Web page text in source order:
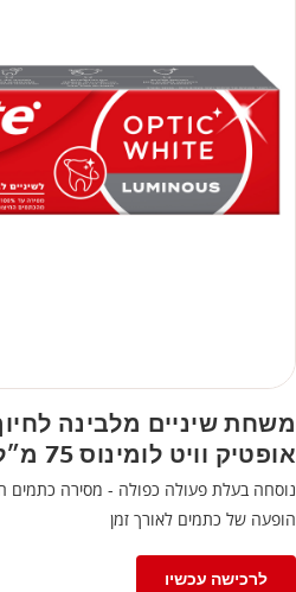
משחת שיניים מלבינה
אופטיק וויט לומינוס 75 מ״ל
נוסחה בעלת פעולה כפולה - מסירה כתמים
הופעה של כתמים לאורך זמן
לרכישה עכשיו